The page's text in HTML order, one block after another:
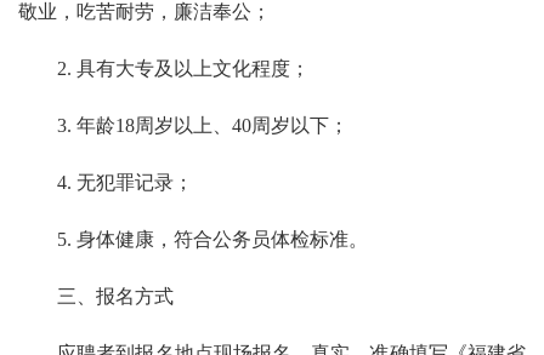
敬业，吃苦耐劳，廉洁奉公；
2. 具有大专及以上文化程度；
3. 年龄18周岁以上、40周岁以下；
4. 无犯罪记录；
5. 身体健康，符合公务员体检标准。
三、报名方式